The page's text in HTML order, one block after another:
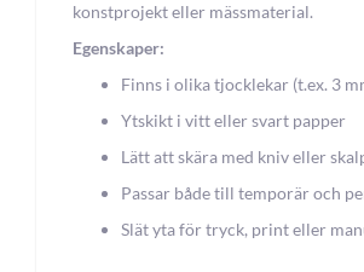
konstprojekt eller mässmaterial.
Egenskaper:
Finns i olika tjocklekar (t.ex. 3
Ytskikt i vitt eller svart papper
Lätt att skära med kniv eller
Passar både till temporär och
Slät yta för tryck, print eller